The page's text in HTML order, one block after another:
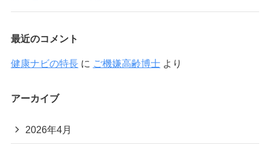
最近のコメント
健康ナビの特長に ご機嫌高齢博士より
アーカイブ
2026年4月